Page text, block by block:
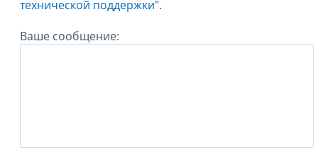
технической поддержки".
Ваше сообщение: